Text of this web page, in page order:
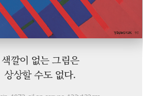
막다른 골목에 이르렀을 때에
고 나갈 길이 있다고 생각한다.
작품은 다음 작품을 위한
근거가 된다.
내 앞에 있는 것이 아니라
내 안에 있는 것이다.
색깔이 없는 그림은
상상할 수도 없다.